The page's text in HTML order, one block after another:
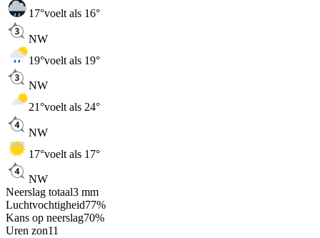
17°voelt als 16°
NW
19°voelt als 19°
NW
21°voelt als 24°
NW
17°voelt als 17°
NW
Neerslag totaal3 mm
Luchtvochtigheid77%
Kans op neerslag70%
Uren zon11